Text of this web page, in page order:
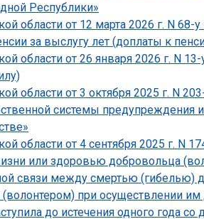
Республики»
области от 12 марта 2026 г. N
за выслугу лет (доплаты к
области от 26 января 2026 г. N
области от 3 октября 2025 г. N
системы
области от 4 сентября 2025 г.
или здоровью добровольца
связи между смертью (гибелью)
при осуществлении им
до истечения одного года